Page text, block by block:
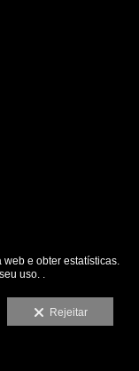
e obter estatísticas.
uso. .
Rejeitar